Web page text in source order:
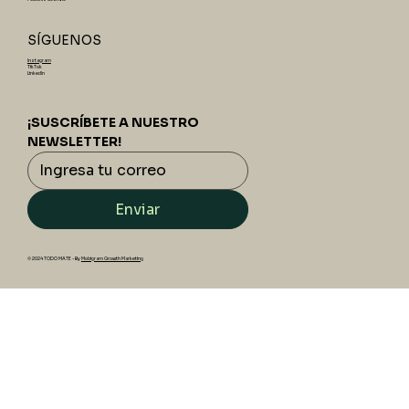
SÍGUENOS
Instagram
TikTok
LinkedIn
¡SUSCRÍBETE A NUESTRO
NEWSLETTER!
Enviar
© 2024 TODO MATE - ByMobigram Growth Marketing